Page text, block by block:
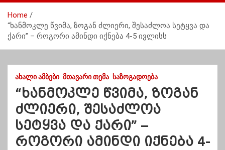
n
Home
“ხანმოკლე წვიმა, ზოგან ძლიერი, შესაძლოა სეტყვა და
ქარი” – როგორი ამინდი იქნება 4-5 ივლისს
ᲐᲮᲐᲚᲘ ᲐᲛᲑᲔᲑᲘ ᲛᲗᲐᲕᲐᲠᲘ ᲗᲔᲛᲐ ᲡᲐᲖᲝᲒᲐᲓᲝᲔᲑᲐ
“ხანმოკლე წვიმა, ზოგან
ძლიერი, შესაძლოა
სეტყვა და ქარი” –
როგორი ამინდი იქნება 4-